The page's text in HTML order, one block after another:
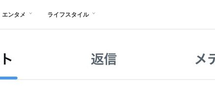
エンタメ ライフスタイル